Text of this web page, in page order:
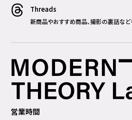
Threads
新商品やおすすめ商品、撮影の裏話など
営業時間